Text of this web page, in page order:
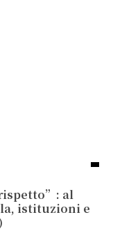
al
istituzioni e